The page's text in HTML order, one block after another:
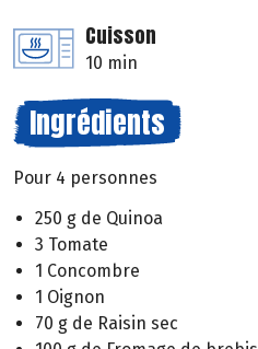
Cuisson
10 min
Ingrédients
Pour 4 personnes
250 g de Quinoa
3 Tomate
1 Concombre
1 Oignon
70 g de Raisin sec